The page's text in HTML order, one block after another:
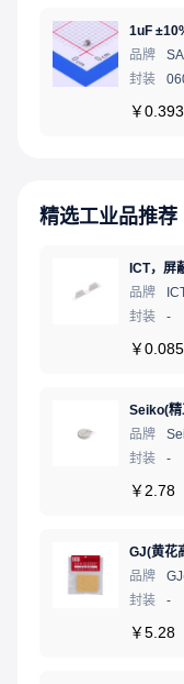
1uF
品牌
封装
￥
精选工业品推荐
品牌
封装
-
￥
Seiko(精
品牌
封装
-
￥ 2.78
品牌
封装
-
￥5.28